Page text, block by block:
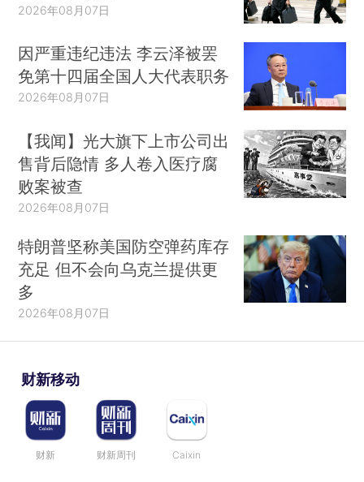
2026年08月07日
因严重违纪违法 李云泽被罢
免第十四届全国人大代表职务
2026年08月07日
【我闻】光大旗下上市公司出
售背后隐情 多人卷入医疗腐
败案被查
2026年08月07日
特朗普坚称美国防空弹药库存
充足 但不会向乌克兰提供更
多
2026年08月07日
财新移动
财新 财新周刊 Caixin